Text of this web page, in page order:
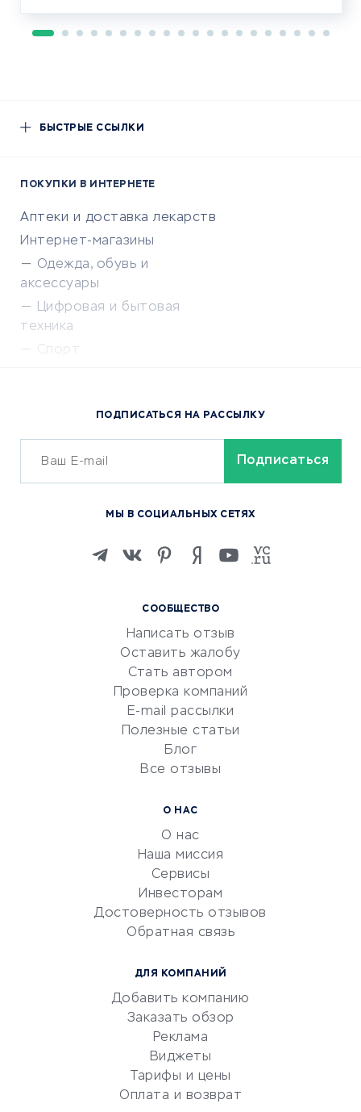
БЫСТРЫЕ ССЫЛКИ
ПОКУПКИ В ИНТЕРНЕТЕ
Аптеки и доставка лекарств
Интернет-магазины
Одежда, обувь и
аксессуары
Цифровая и бытовая
техника
Спорт
Сервисы доставки
ОБУЧЕНИЕ И РАБОТА
Изучение иностранных
Маркетинг и продажи
Репетиторство
Красота и здоровье
Сервисы по поиску работы
Сетевой маркетинг
УСЛУГИ ДЛЯ БИЗНЕСА
документооборот
Юридические компании
Бухгалтерия онлайн
СООБЩЕСТВО
Написать отзыв
Оставить жалобу
Стать автором
Проверка компаний
E-mail рассылки
Полезные статьи
Блог
Все отзывы
О НАС
О нас
Наша миссия
Сервисы
Инвесторам
Достоверность отзывов
Обратная связь
ДЛЯ КОМПАНИЙ
Добавить компанию
Заказать обзор
Реклама
Виджеты
Тарифы и цены
Оплата и возврат
ПОДПИСАТЬСЯ НА РАССЫЛКУ
МЫ В СОЦИАЛЬНЫХ СЕТЯХ